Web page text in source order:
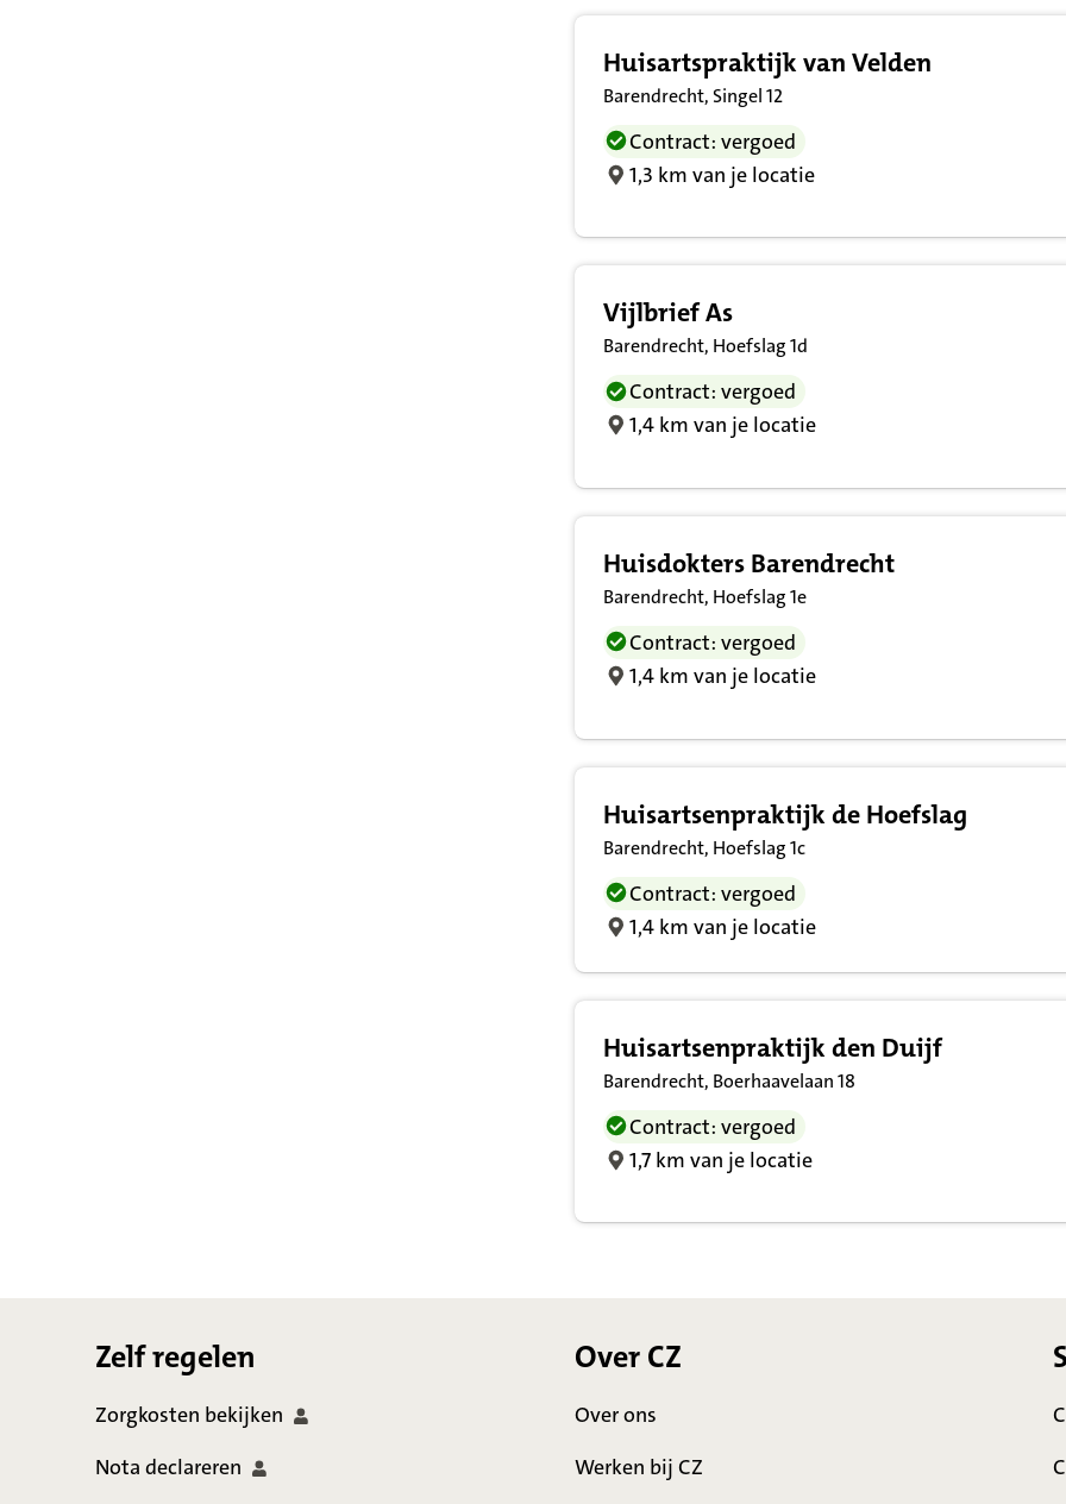
Huisartspraktijk van Velden
Barendrecht, Singel 12
Contract: vergoed
1,3 km van je locatie
Vijlbrief As
Barendrecht, Hoefslag 1d
Contract: vergoed
1,4 km van je locatie
Huisdokters Barendrecht
Barendrecht, Hoefslag 1e
Contract: vergoed
1,4 km van je locatie
Huisartsenpraktijk de Hoefslag
Barendrecht, Hoefslag 1c
Contract: vergoed
1,4 km van je locatie
Huisartsenpraktijk den Duijf
Barendrecht, Boerhaavelaan 18
Contract: vergoed
1,7 km van je locatie
Zelf regelen
Zorgkosten bekijken
Nota declareren
Over CZ
Over ons
Werken bij CZ